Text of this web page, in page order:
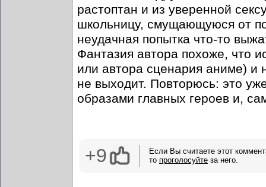
растоптан и из уверенной
школьницу, смущающуюся от
неудачная попытка что-то
Фантазия автора похоже, что
или автора сценария аниме) и
не выходит. Повторюсь: это
образами главных героев и,
+9
Если Вы считаете этот
то проголосуйте за него.